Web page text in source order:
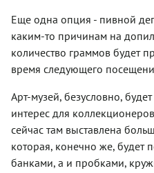
Еще одна опция - пивной
каким-то причинам на
количество граммов будет
время следующего
Арт-музей, безусловно,
интерес для
сейчас там выставлена
которая, конечно же, будет
банками, а и пробками,